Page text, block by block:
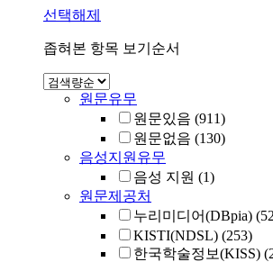
선택해제
좁혀본 항목 보기순서
원문유무
원문있음 (911)
원문없음 (130)
음성지원유무
음성 지원 (1)
원문제공처
누리미디어(DBpia)
KISTI(NDSL) (253)
한국학술정보(KISS)